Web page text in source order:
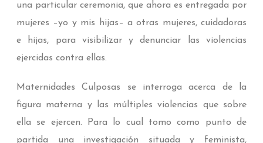
una particular ceremonia, que ahora es entregada por
mujeres –yo y mis hijas– a otras mujeres, cuidadoras
e hijas, para visibilizar y denunciar las violencias
ejercidas contra ellas.
Maternidades Culposas se interroga acerca de la
figura materna y las múltiples violencias que sobre
ella se ejercen. Para lo cual tomo como punto de
partida una investigación situada y feminista,